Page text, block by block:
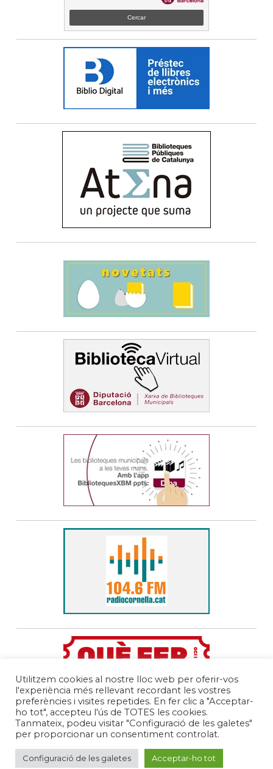
Utilitzem cookies al nostre lloc web per oferir-vos
l'experiència més rellevant recordant les vostres
preferències i visites repetides. En fer clic a "Acceptar-
ho tot", accepteu l'ús de TOTES les cookies.
Tanmateix, podeu visitar "Configuració de les galetes"
per proporcionar un consentiment controlat.
Configuració de les galetes Acceptar-ho tot